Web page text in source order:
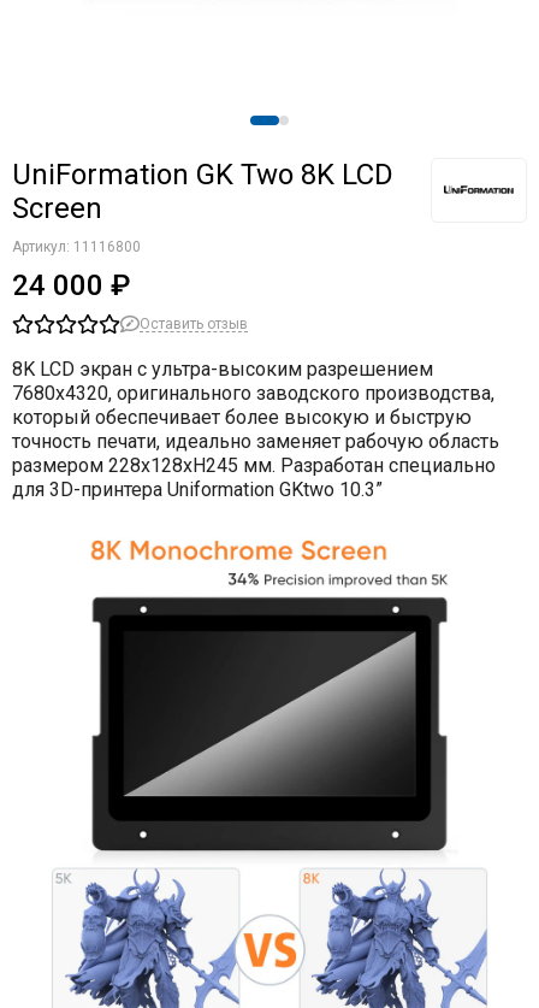
UniFormation GK Two 8K LCD
Screen
Артикул: 11116800
24 000 ₽
Оставить отзыв
8K LCD экран с ультра-высоким разрешением
7680х4320, оригинального заводского производства,
который обеспечивает более высокую и быструю
точность печати, идеально заменяет рабочую область
размером 228x128xH245 мм. Разработан специально
для 3D-принтера Uniformation GKtwo 10.3”